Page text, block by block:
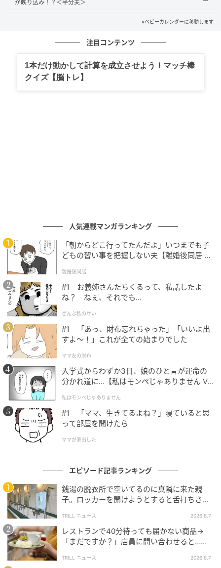
妻の留守中に始めた、私の“ある準備”
私はもう直接話し合うのは無理だと感じました。
私はすぐに証拠を整理し、弁護士に相談。そして、今
後のやり取りはすべて法的に問題のない形で進めるこ
もぬけの殻になった部屋と、妻の末路
数日後、浮気旅行から帰ってきた妻から、私のスマホ
に鬼のような着信がありました。私はひと言、「書類
に記載の弁護士を通してください」とLINEで送りまし
た。
その後、私が依頼した弁護士から報告がありました。
妻は、私の荷物がなくなった部屋を目にし、さらに突
然代理人から書面が届いたことで、ようやく事態の深
刻さを理解したようです。妻の実家にも離婚の原因を
伝えていたため、両親から厳しく叱られたとのことで
した。
さらに、慰謝料を請求されたことで、浮気相手の男は
「俺は関係ない」と妻を見捨てて逃げたそうです。
妻は「ただの遊びだった」と言い訳しましたが、私の
も、夫も、浮気相手も失い、慰謝料だけを背負って実
家へ戻ったそうです。
私は新しいマンションに引っ越し、穏やかな日々を送
っています。
◇ ◇ ◇
が映り込み！？＜半分夫＞
※ベビーカレンダーに移動します
注目コンテンツ
1本だけ動かして計算を成立させよう！マッチ棒
クイズ【脳トレ】
人気連載マンガランキング
「朝からどこ行ってたんだよ」いつまでも子
どもの習い事を把握しない夫【離婚後同居 Vo
離婚後同居
#1 お義姉さんたちくるって、私話したよ
ね？ ねぇ、それでも…
ぜんぶ私のせい
#1 「あっ、財布忘れちゃった」「いいよ出
すよ〜！」これが全ての始まりでした
ママ友の財布
入学式からわずか3日、娘のひと言が運命の
分かれ道に…【私はモンペじゃありません Vo
私はモンペじゃありません
#1 「ママ、生きてるよね？」寝ていると思
って部屋を開けたら
ママが家出した
エピソード記事ランキング
銭湯の脱衣所で空いてるのに真隣に来た親
子。ロッカーを開けようとすると舌打ちさ
中で拍手」
TRILL ニュース 2026.8.7
レストランで40分待っても届かない商品→
「まだですか？」店員に問い合わせると…そ
せん」
TRILL ニュース 2026.8.7